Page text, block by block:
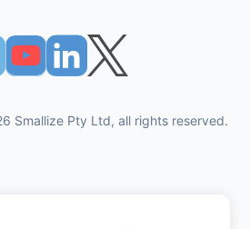
Smallize Pty Ltd, all rights reserved.